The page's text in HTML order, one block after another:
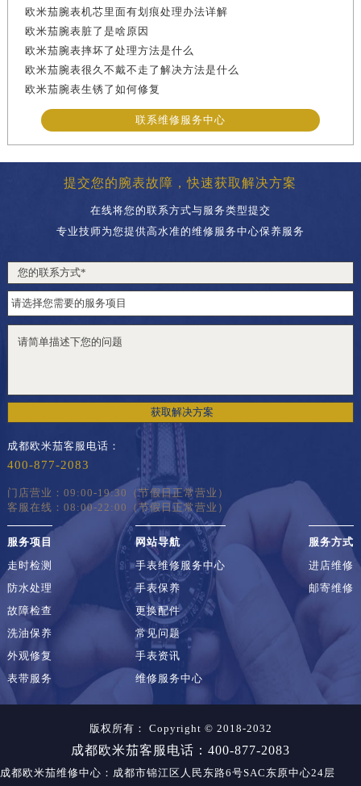
欧米茄腕表机芯里面有划痕处理办法详解
欧米茄腕表脏了是啥原因
欧米茄腕表摔坏了处理方法是什么
欧米茄腕表很久不戴不走了解决方法是什么
欧米茄腕表生锈了如何修复
联系维修服务中心
提交您的腕表故障，快速获取解决方案
在线将您的联系方式与服务类型提交
专业技师为您提供高水准的维修服务中心保养服务
获取解决方案
成都欧米茄客服电话：
400-877-2083
门店营业：09:00-19:30（节假日正常营业）
客服在线：08:00-22:00（节假日正常营业）
服务项目
走时检测
防水处理
故障检查
洗油保养
外观修复
表带服务
网站导航
手表维修服务中心
手表保养
更换配件
常见问题
手表资讯
维修服务中心
服务方式
进店维修
邮寄维修
版权所有： Copyright © 2018-2032
成都欧米茄客服电话：400-877-2083
成都欧米茄维修中心 ：成都市锦江区人民东路6号SAC东原中心24层